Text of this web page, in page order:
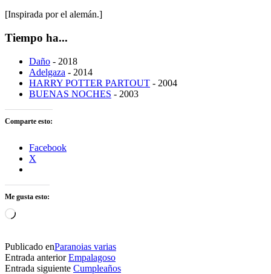
[Inspirada por el alemán.]
Tiempo ha...
Daño - 2018
Adelgaza - 2014
HARRY POTTER PARTOUT - 2004
BUENAS NOCHES - 2003
Comparte esto:
Facebook
X
Me gusta esto:
Cargando...
Publicado enParanoias varias
Entrada anterior Empalagoso
Entrada siguiente Cumpleaños